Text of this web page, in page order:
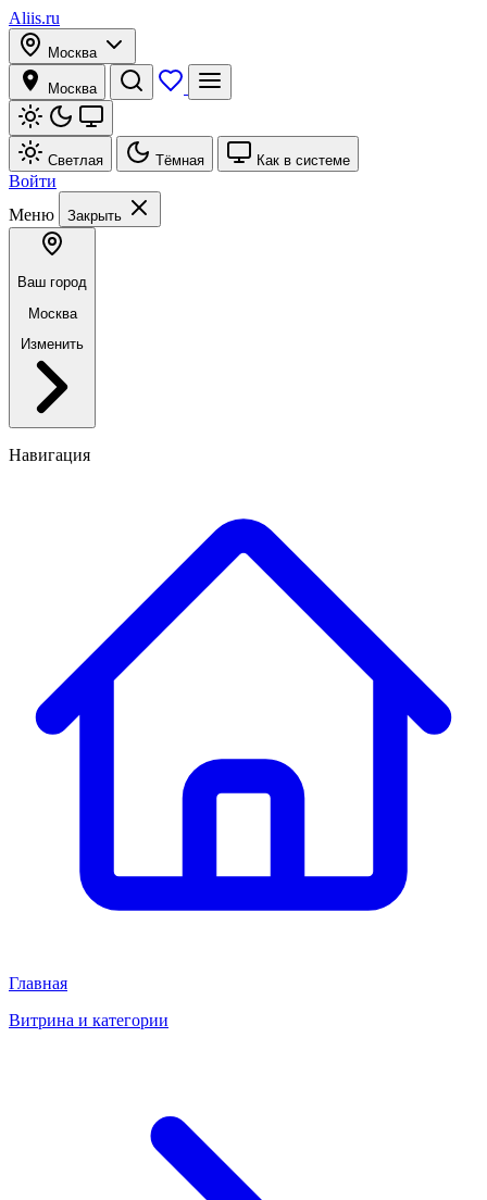
Aliis.ru
Москва
Москва
Светлая Тёмная Как в системе
Войти
Меню
Закрыть
Ваш город
Москва
Изменить
Навигация
Главная
Витрина и категории